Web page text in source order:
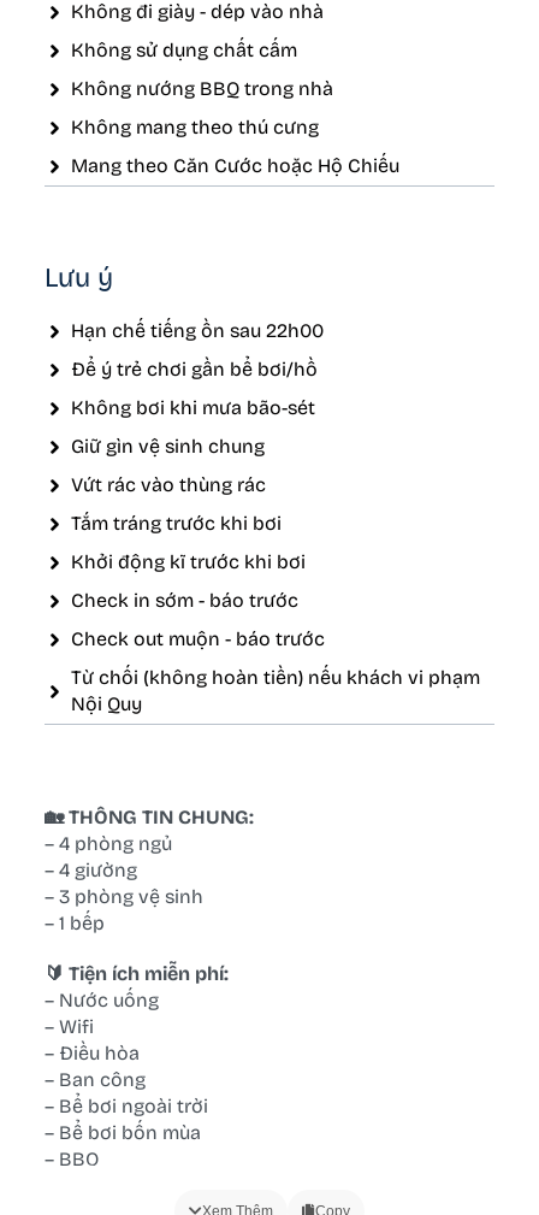
Không đi giày - dép vào nhà
Không sử dụng chất cấm
Không nướng BBQ trong nhà
Không mang theo thú cưng
Mang theo Căn Cước hoặc Hộ Chiếu
Lưu ý
Hạn chế tiếng ồn sau 22h00
Để ý trẻ chơi gần bể bơi/hồ
Không bơi khi mưa bão-sét
Giữ gìn vệ sinh chung
Vứt rác vào thùng rác
Tắm tráng trước khi bơi
Khởi động kĩ trước khi bơi
Check in sớm - báo trước
Check out muộn - báo trước
Từ chối (không hoàn tiền) nếu khách vi phạm
Nội Quy
🏡 THÔNG TIN CHUNG:
– 4 phòng ngủ
– 4 giường
– 3 phòng vệ sinh
– 1 bếp
🔰 Tiện ích miễn phí:
– Nước uống
– Wifi
– Điều hòa
– Ban công
– Bể bơi ngoài trời
– Bể bơi bốn mùa
– BBQ